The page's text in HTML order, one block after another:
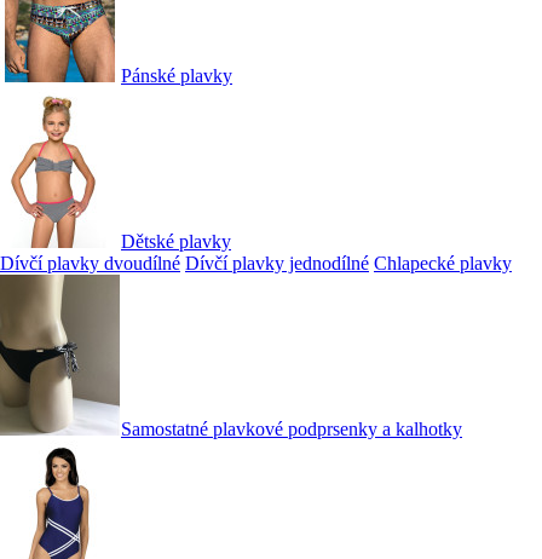
Pánské plavky
Dětské plavky
Dívčí plavky dvoudílné Dívčí plavky jednodílné Chlapecké plavky
Samostatné plavkové podprsenky a kalhotky